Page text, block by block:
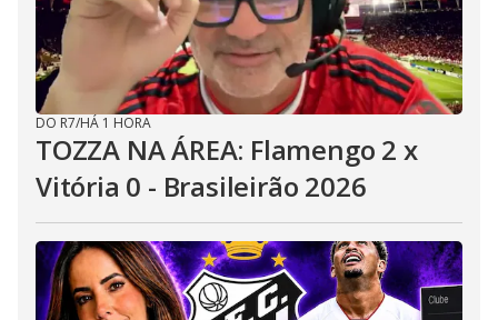
DO R7/HÁ 1 HORA
TOZZA NA ÁREA: Flamengo 2 x
Vitória 0 - Brasileirão 2026